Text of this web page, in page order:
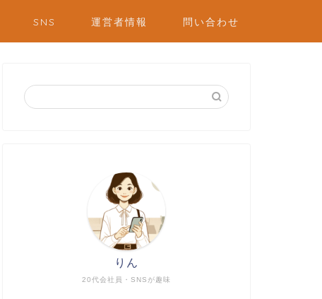
SNS 運営者情報 問い合わせ
20代会社員・SNSが趣味
りん